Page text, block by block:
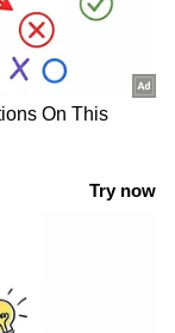
ദിവസവും